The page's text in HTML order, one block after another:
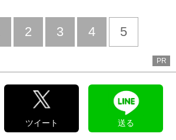
2 3 4 5
PR
ツイート 送る